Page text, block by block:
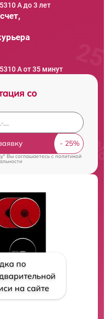
A до 3 лет
A от 35 минут
со
Вы соглашаетесь cполитикой
по
на сайте